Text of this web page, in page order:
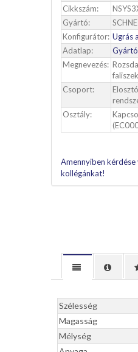
Cikkszám:
Gyártó:
Konfigurátor: Ugrás
Adatlap:
Megnevezés:
Csoport:
Osztály:
Amennyiben kérdése
kollégánkat!
Szélesség
Magasság
Mélység